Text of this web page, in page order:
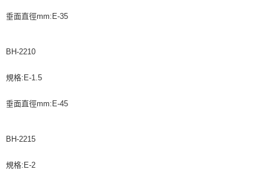
垂面直徑mm:E-35
BH-2210
規格:E-1.5
垂面直徑mm:E-45
BH-2215
規格:E-2